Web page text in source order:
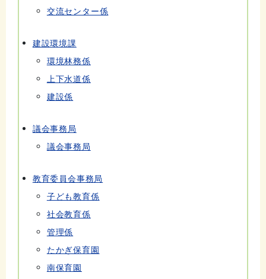
交流センター係
建設環境課
環境林務係
上下水道係
建設係
議会事務局
議会事務局
教育委員会事務局
子ども教育係
社会教育係
管理係
たかぎ保育園
南保育園